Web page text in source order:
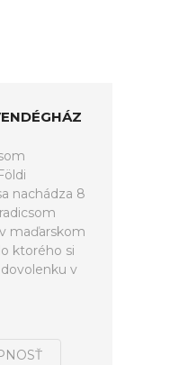
nachádza 8
maďarskom
ktorého si
v